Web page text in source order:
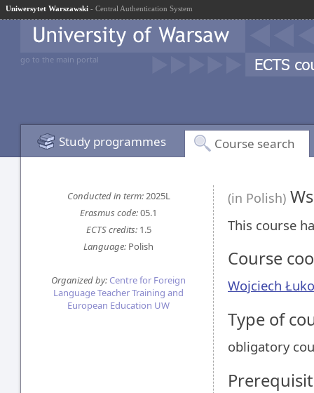
Uniwersytet Warszawski - Central Authentication System
go to the main portal
Study programmes Course search
Conducted in term:2025L
Erasmus code:05.1
ECTS credits:1.5
Language: Polish
Organized by: Centre for Foreign
Language Teacher Training and
European Education UW
(in Polish)
This course
Course
Wojciech
Type of
obligatory